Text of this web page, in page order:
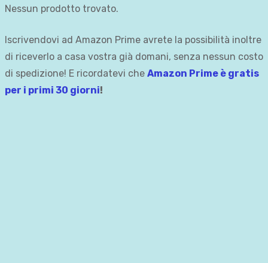
Nessun prodotto trovato.
Iscrivendovi ad Amazon Prime avrete la possibilità inoltre
di riceverlo a casa vostra già domani, senza nessun costo
di spedizione! E ricordatevi che Amazon Prime è gratis
per i primi 30 giorni!